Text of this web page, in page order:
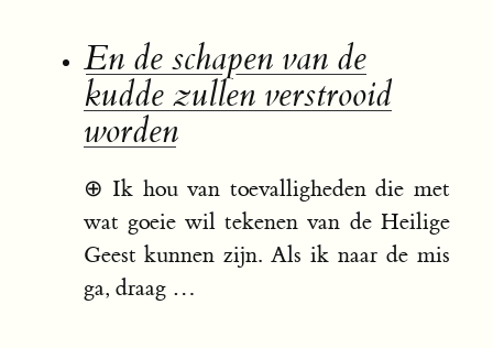
En de schapen van de
kudde zullen verstrooid
worden
⊕ Ik hou van toevalligheden die met
wat goeie wil tekenen van de Heilige
Geest kunnen zijn. Als ik naar de mis
ga, draag …